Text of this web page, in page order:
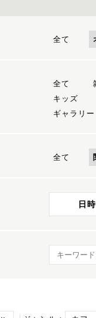
全て
全て
キッズ
ギャラリー
全て
日
キーワー